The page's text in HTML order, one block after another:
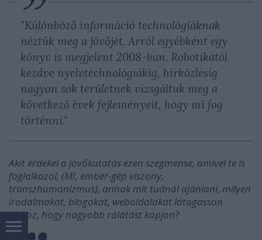
"Különböző információ technológiáknak
néztük meg a jövőjét. Arról egyébként egy
könyv is megjelent 2008-ban. Robotikától
kezdve nyelvtechnológiákig, hírközlésig
nagyon sok területnek vizsgáltuk meg a
következő évek fejleményeit, hogy mi fog
történni."
Akit érdekel a jövőkutatás ezen szegmense, amivel te is
foglalkozol, (MI, ember-gép viszony,
transzhumanizmus), annak mit tudnál ajánlani, milyen
irodalmakat, blogokat, weboldalakat látogasson
ahhoz, hogy nagyobb rálátást kapjon?